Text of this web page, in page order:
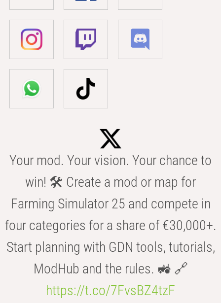
Your mod. Your vision. Your chance to
win! 🛠️ Create a mod or map for
Farming Simulator 25 and compete in
four categories for a share of €30,000+.
Start planning with GDN tools, tutorials,
ModHub and the rules. 🚜 🔗
https://t.co/7FvsBZ4tzF